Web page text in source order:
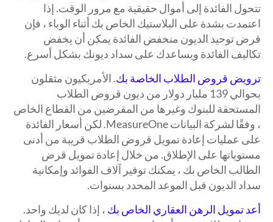
تتحول الفائدة إلى أموال حقيقية مع مرور الوقت. إذا
اعتمدت بشدة على البلاستيك الخاص بك أثناء الوباء ، فإن
قرض توحيد الديون منخفض الفائدة يمكن أن يخفض
تكاليف الفائدة ويساعدك على سداد ديونك بشكل أسرع.
ترويض قروض الطلاب الخاصة بك. الأمريكيون مثقلون
بحوالي 139 مليار دولار من ديون قروض الطلاب
المستحقة للبنوك وغيرها من المقرضين من القطاع الخاص
، وفقًا لشركة البيانات MeasureOne. لكن أسعار الفائدة
على عمليات إعادة تمويل قروض الطلاب قريبة من أدنى
مستوياتها على الإطلاق. من خلال إعادة تمويل قرض
الطالب الخاص بك ، يمكنك توفير آلاف الفوائد وإمكانية
سداد الديون قبل الموعد المحدد بسنوات.
أعد تمويل الرهن العقاري الخاص بك ، إذا كان لديك واحد.